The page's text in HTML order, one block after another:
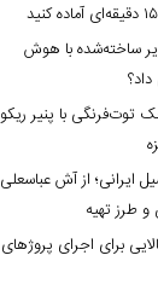
ساخته‌شده با هوش
با پنیر
ایرانی؛ از آش عباسعلی
طرز تهیه
برای اجرای پروژهای
اسماعیل بقائی -